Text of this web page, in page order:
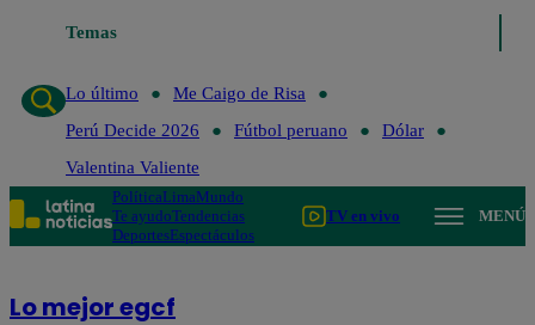
Temas
Lo último
Me Caigo de Risa
Perú Decide 2026
Fútbol peruano
Dólar
Valentina Valiente
PolíticaLimaMundo
Te ayudoTendencias
DeportesEspectáculos
TV en vivo MENÚ
Lo mejor egcf